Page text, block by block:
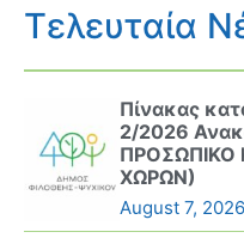
Τελευταία
Πίνακας
2/2026
ΠΡΟΣΩΠΙΚΟ
ΧΩΡΩΝ)
August 7, 2026